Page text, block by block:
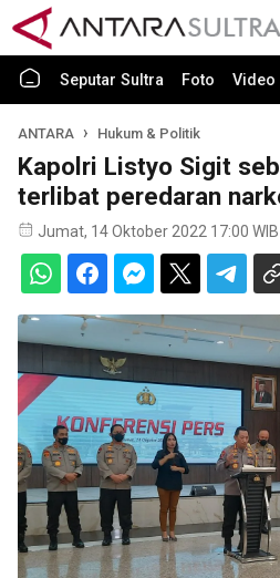
Seputar Sultra Foto Video
ANTARA Hukum & Politik
Kapolri Listyo Sigit
terlibat peredaran
Jumat, 14 Oktober 2022 17:00 WIB